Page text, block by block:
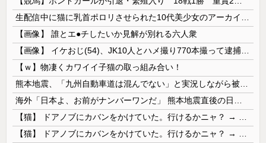
【画像】 誰とエ●チしたいか見解が別れる六人衆
【ｗ】物凄くカワイイ子猫の取っ組み合い！